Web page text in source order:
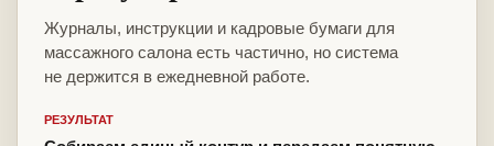
Журналы, инструкции и кадровые бумаги для
массажного салона есть частично, но система
не держится в ежедневной работе.
РЕЗУЛЬТАТ